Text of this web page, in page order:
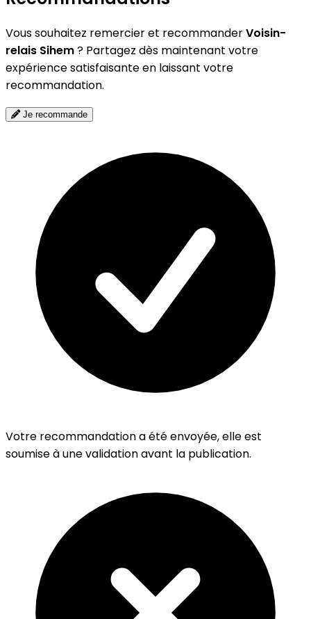
Vous souhaitez remercier et recommanderVoisin-
relais Sihem? Partagez dès maintenant votre
expérience satisfaisante en laissant votre
recommandation.
Je recommande
Votre recommandation a été envoyée, elle est
soumise à une validation avant la publication.